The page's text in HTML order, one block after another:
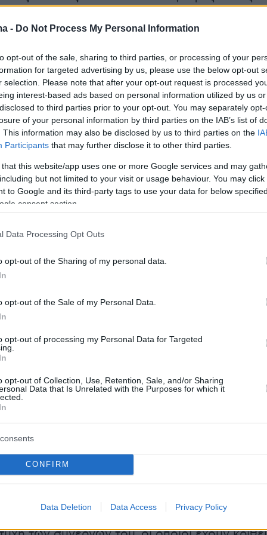
- Do Not Process My Personal Information
opt-out of the sale, sharing to third parties, or processing of your
for targeted advertising by us, please use the below opt-out
selection. Please note that after your opt-out request is processed
interest-based ads based on personal information utilized by us
to third parties prior to your opt-out. You may separately
of your personal information by third parties on the IAB’s list of
This information may also be disclosed by us to third parties on the
Participants that may further disclose it to other third parties.
that this website/app uses one or more Google services and may
but not limited to your visit or usage behaviour. You may
to Google and its third-party tags to use your data for below
consent section.
Data Processing Opt Outs
opt-out of the Sharing of my personal data.
opt-out of the Sale of my Personal Data.
opt-out of processing my Personal Data for Targeted
opt-out of Collection, Use, Retention, Sale, and/or Sharing
Data that Is Unrelated with the Purposes for which it
CONFIRM
Data Deletion Data Access Privacy Policy
επίθεση, με αποτέλεσμα το θάνατο του
ωστόσο, παραδέχεται πως ήταν παρών
της επίθεσης, αλλά παρέμενε μέσα στο
στη διάρκειά της, ενώ δεν είχε ούτε οπτική
ισχυρίζεται.
στο αυτοκίνητό του, με το οποίο οδηγήθηκε
οι αστυνομικοί εντόπισαν -κατά τη διάρκεια
εντός του οχήματος ένανσουγιά, χωρίς
προσδιοριστεί αν και αυτός έχει
στη διάρκεια της επίθεσης της 1ης
από το
κρατείται στην Ασφάλεια
σε εκτέλεση εντάλματος σύλληψης που
βάρος του, ενώ αναμένεται να οδηγηθεί
στον Εισαγγελέα Πρωτοδικών, ώστε να
το ένταλμα. Στη συνέχεια, θα
7ης Τακτικής Ανακρίτριας, από την οποία
πάρει προθεσμία, για να απολογηθεί τις
που έχει εκδοθεί, ο 22χρονος
από κοινού ανθρωποκτονία με δόλο,
και σε απόπειρα, κατά συρροή, όπως επίσης
εξαιτίας του σουγιά που βρέθηκε στο